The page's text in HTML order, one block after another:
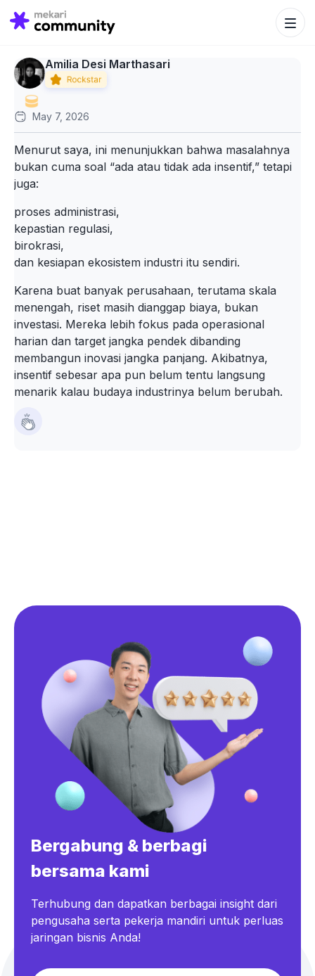
Search
for:
Search
Amilia Desi Marthasari
May 7, 2026
Menurut saya, ini menunjukkan bahwa masalahnya
bukan cuma soal “ada atau tidak ada insentif,” tetapi
juga:
proses administrasi,
kepastian regulasi,
birokrasi,
dan kesiapan ekosistem industri itu sendiri.
Karena buat banyak perusahaan, terutama skala
menengah, riset masih dianggap biaya, bukan
investasi. Mereka lebih fokus pada operasional
harian dan target jangka pendek dibanding
membangun inovasi jangka panjang. Akibatnya,
insentif sebesar apa pun belum tentu langsung
menarik kalau budaya industrinya belum berubah.
Bergabung & berbagi
bersama kami
Terhubung dan dapatkan berbagai insight dari
pengusaha serta pekerja mandiri untuk perluas
jaringan bisnis Anda!